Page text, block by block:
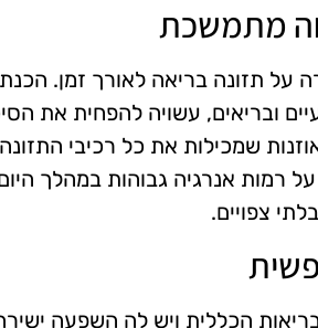
מתמשכת
על תזונה בריאה לאורך זמן.
ובריאים, עשויה להפחית את
שמכילות את כל רכיבי
רמות אנרגיה גבוהות במהלך
צפויים.
הכללית ויש לה השפעה